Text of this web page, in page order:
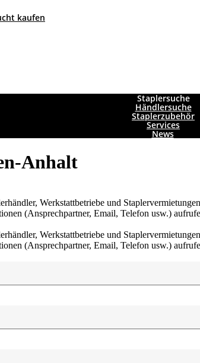
kaufen
Staplersuche
Händlersuche
Staplerzubehör
Services
News
Anhalt
Werkstattbetriebe und
(Ansprechpartner, Email, Telefon usw.)
Werkstattbetriebe und
(Ansprechpartner, Email, Telefon usw.)